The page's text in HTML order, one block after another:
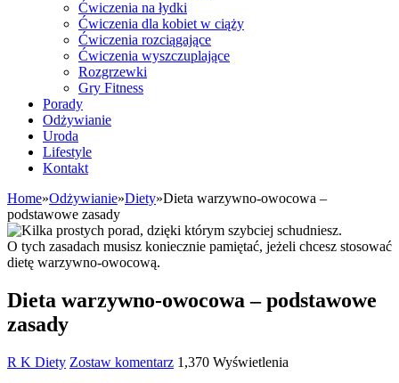
Ćwiczenia na łydki
Ćwiczenia dla kobiet w ciąży
Ćwiczenia rozciągające
Ćwiczenia wyszczuplające
Rozgrzewki
Gry Fitness
Porady
Odżywianie
Uroda
Lifestyle
Kontakt
Home»Odżywianie»Diety»Dieta warzywno-owocowa –
podstawowe zasady
O tych zasadach musisz koniecznie pamiętać, jeżeli chcesz stosować
dietę warzywno-owocową.
Dieta warzywno-owocowa – podstawowe
zasady
R K Diety Zostaw komentarz 1,370 Wyświetlenia